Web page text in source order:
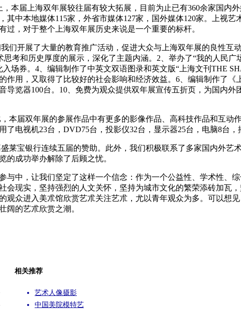
届上海双年展较往届有较大拓展，目前为止已有360余家国内
中本地媒体115家，外省市媒体127家，国外媒体120家。上视
，对于整个上海双年展历史来说是一个重要的标杆。
开展了大量的教育推广活动，促进大众与上海双年展的良性互
考和历史厚度的展示，深化了主题内涵。2、举办了“我的人民广
场券。4、编辑制作了中英文双语图录和英文版“上海文刊THE
作用，又取得了比较好的社会影响和经济效益。6、编辑制作了
导览器100台。10、免费为观众提供双年展宣传五折页，为国内
届双年展的参展作品中有更多的影像作品、高科技作品和互动
电视机23台，DVD75台，投影仪32台，显示器25台，电脑8台，
宝银行连续五届的赞助。此外，我们积极联系了多家国内外艺
的成功举办解除了后顾之忧。
中，让我们坚定了这样一个信念：作为一个公益性、学术性、
现实，坚持强烈的人文关怀，坚持为城市文化的繁荣添砖加瓦
观众进入美朮馆欣赏艺朮关注艺朮，尤以青年观众为多。可以想
阔的艺朮欣赏之潮。
相关推荐
艺术人像摄影
中国美院模特艺